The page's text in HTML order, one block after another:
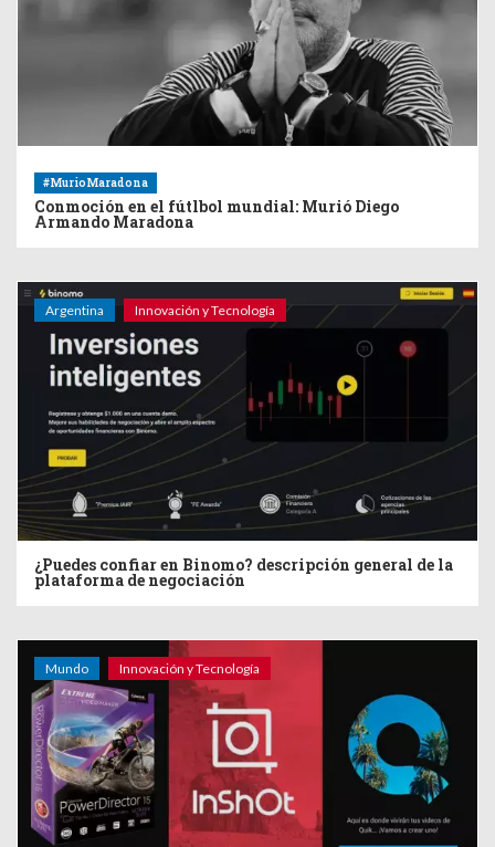
#MurioMaradona
Conmoción en el fútlbol mundial: Murió Diego
Armando Maradona
Argentina Innovación y Tecnología
¿Puedes confiar en Binomo? descripción general de la
plataforma de negociación
Mundo Innovación y Tecnología